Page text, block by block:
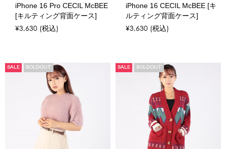
iPhone 16 Pro CECIL McBEE
[キルティング背面ケース]
¥3,630 (税込)
iPhone 16 CECIL McBEE [キ
ルティング背面ケース]
¥3,630 (税込)
SALE SOLDOUT SALE SOLDOUT